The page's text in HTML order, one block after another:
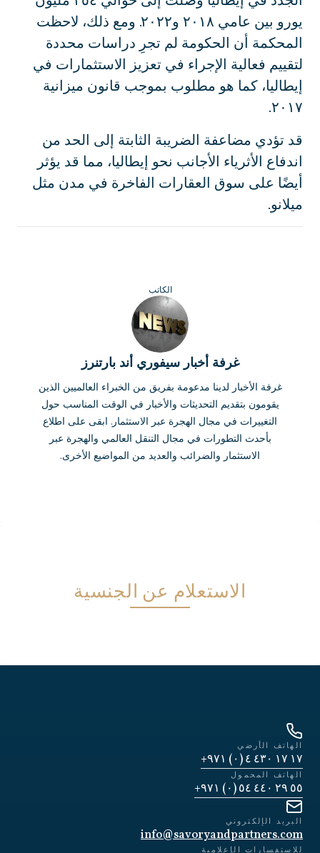
يورو بين عامي ٢٠١٨ و٢٠٢٢. ومع ذلك، لاحظت
المحكمة أن الحكومة لم تجرِ دراسات محددة
لتقييم فعالية الإجراء في تعزيز الاستثمارات في
إيطاليا، كما هو مطلوب بموجب قانون ميزانية
٢٠١٧.
قد تؤدي مضاعفة الضريبة الثابتة إلى الحد من
اندفاع الأثرياء الأجانب نحو إيطاليا، مما قد يؤثر
أيضًا على سوق العقارات الفاخرة في مدن مثل
ميلانو.
الكاتب
غرفة أخبار سيفوري أند بارتنرز
غرفة الأخبار لدينا مدعومة بفريق من الخبراء العالميين الذين
يقومون بتقديم التحديثات والأخبار في الوقت المناسب حول
التغييرات في مجال الهجرة عبر الاستثمار. ابقى على اطلاع
بأحدث التطورات في مجال التنقل العالمي والهجرة عبر
الاستثمار والضرائب والعديد من المواضيع الأخرى.
الاستعلام عن الجنسية
الهاتف الأرضي
١٧ ١٧ ٤٣٠ ٤ (٠) ٩٧١+
الهاتف المحمول
٥٥ ٢٩ ٤٤٠ ٥٤ (٠) ٩٧١+
البريد الإلكتروني
info@savoryandpartners.com
للاستفسارات الإعلامية